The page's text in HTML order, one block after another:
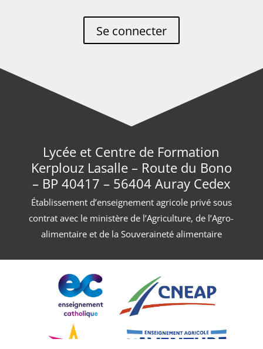
Se connecter
Lycée et Centre de Formation
Kerplouz Lasalle – Route du Bono
– BP 40417 – 56404 Auray Cedex
Établissement d’enseignement agricole privé sous
contrat avec le ministère de l’Agriculture, de l’Agro-
alimentaire et de la Souveraineté alimentaire